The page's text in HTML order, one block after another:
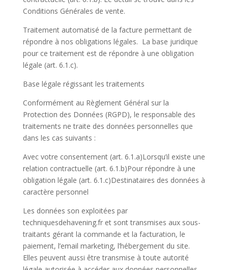
Conditions Générales de vente.
Traitement automatisé de la facture permettant de
répondre à nos obligations légales. La base juridique
pour ce traitement est de répondre à une obligation
légale (art. 6.1.c).
Base légale régissant les traitements
Conformément au Règlement Général sur la
Protection des Données (RGPD), le responsable des
traitements ne traite des données personnelles que
dans les cas suivants :
Avec votre consentement (art. 6.1.a)Lorsqu’il existe une
relation contractuelle (art. 6.1.b)Pour répondre à une
obligation légale (art. 6.1.c)Destinataires des données à
caractère personnel
Les données son exploitées par
techniquesdehavening.fr et sont transmises aux sous-
traitants gérant la commande et la facturation, le
paiement, l’email marketing, l’hébergement du site.
Elles peuvent aussi être transmise à toute autorité